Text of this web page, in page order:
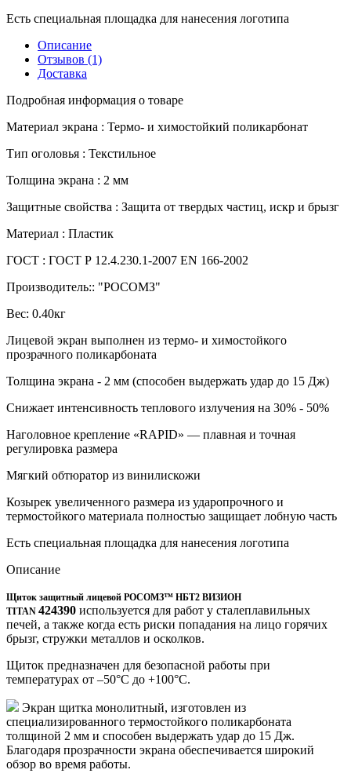
Есть специальная площадка для нанесения логотипа
Описание
Отзывов (1)
Доставка
Подробная информация о товаре
Материал экрана : Термо- и химостойкий поликарбонат
Тип оголовья : Текстильное
Толщина экрана : 2 мм
Защитные свойства : Защита от твердых частиц, искр и брызг
Материал : Пластик
ГОСТ : ГОСТ Р 12.4.230.1-2007 EN 166-2002
Производитель:: "РОСОМЗ"
Вес: 0.40кг
Лицевой экран выполнен из термо- и химостойкого
прозрачного поликарбоната
Толщина экрана - 2 мм (способен выдержать удар до 15 Дж)
Снижает интенсивность теплового излучения на 30% - 50%
Наголовное крепление «RAPID» — плавная и точная
регулировка размера
Мягкий обтюратор из винилискожи
Козырек увеличенного размера из ударопрочного и
термостойкого материала полностью защищает лобную часть
Есть специальная площадка для нанесения логотипа
Описание
Щиток защитный лицевой РОСОМЗ™ НБТ2 ВИЗИОН
TITAN 424390 используется для работ у сталеплавильных
печей, а также когда есть риски попадания на лицо горячих
брызг, стружки металлов и осколков.
Щиток предназначен для безопасной работы при
температурах от –50°С до +100°С.
Экран щитка монолитный, изготовлен из
специализированного термостойкого поликарбоната
толщиной 2 мм и способен выдержать удар до 15 Дж.
Благодаря прозрачности экрана обеспечивается широкий
обзор во время работы.